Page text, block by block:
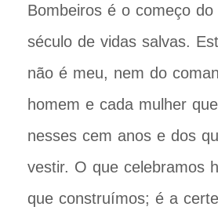
Bombeiros é o começo do
século de vidas salvas.
não é meu, nem do
homem e cada mulher
nesses cem anos e dos
vestir. O que celebramos
que construímos; é a